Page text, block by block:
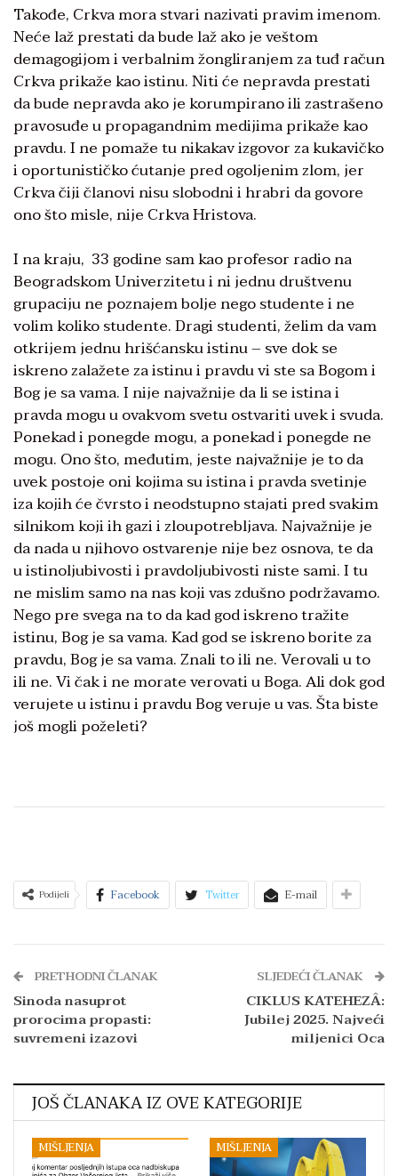
Takođe, Crkva mora stvari nazivati pravim imenom.
Neće laž prestati da bude laž ako je veštom
demagogijom i verbalnim žongliranjem za tuđ račun
Crkva prikaže kao istinu. Niti će nepravda prestati
da bude nepravda ako je korumpirano ili zastrašeno
pravosuđe u propagandnim medijima prikaže kao
pravdu. I ne pomaže tu nikakav izgovor za kukavičko
i oportunističko ćutanje pred ogoljenim zlom, jer
Crkva čiji članovi nisu slobodni i hrabri da govore
ono što misle, nije Crkva Hristova.
I na kraju, 33 godine sam kao profesor radio na
Beogradskom Univerzitetu i ni jednu društvenu
grupaciju ne poznajem bolje nego studente i ne
volim koliko studente. Dragi studenti, želim da vam
otkrijem jednu hrišćansku istinu – sve dok se
iskreno zalažete za istinu i pravdu vi ste sa Bogom i
Bog je sa vama. I nije najvažnije da li se istina i
pravda mogu u ovakvom svetu ostvariti uvek i svuda.
Ponekad i ponegde mogu, a ponekad i ponegde ne
mogu. Ono što, međutim, jeste najvažnije je to da
uvek postoje oni kojima su istina i pravda svetinje
iza kojih će čvrsto i neodstupno stajati pred svakim
silnikom koji ih gazi i zloupotrebljava. Najvažnije je
da nada u njihovo ostvarenje nije bez osnova, te da
u istinoljubivosti i pravdoljubivosti niste sami. I tu
ne mislim samo na nas koji vas zdušno podržavamo.
Nego pre svega na to da kad god iskreno tražite
istinu, Bog je sa vama. Kad god se iskreno borite za
pravdu, Bog je sa vama. Znali to ili ne. Verovali u to
ili ne. Vi čak i ne morate verovati u Boga. Ali dok god
verujete u istinu i pravdu Bog veruje u vas. Šta biste
još mogli poželeti?
Podijeli Facebook Twitter E-mail
PRETHODNI ČLANAK
Sinoda nasuprot
prorocima propasti:
suvremeni izazovi
SLJEDEĆI ČLANAK
CIKLUS KATEHEZÂ:
Jubilej 2025. Najveći
miljenici Oca
JOŠ ČLANAKA IZ OVE KATEGORIJE
MIŠLJENJA MIŠLJENJA